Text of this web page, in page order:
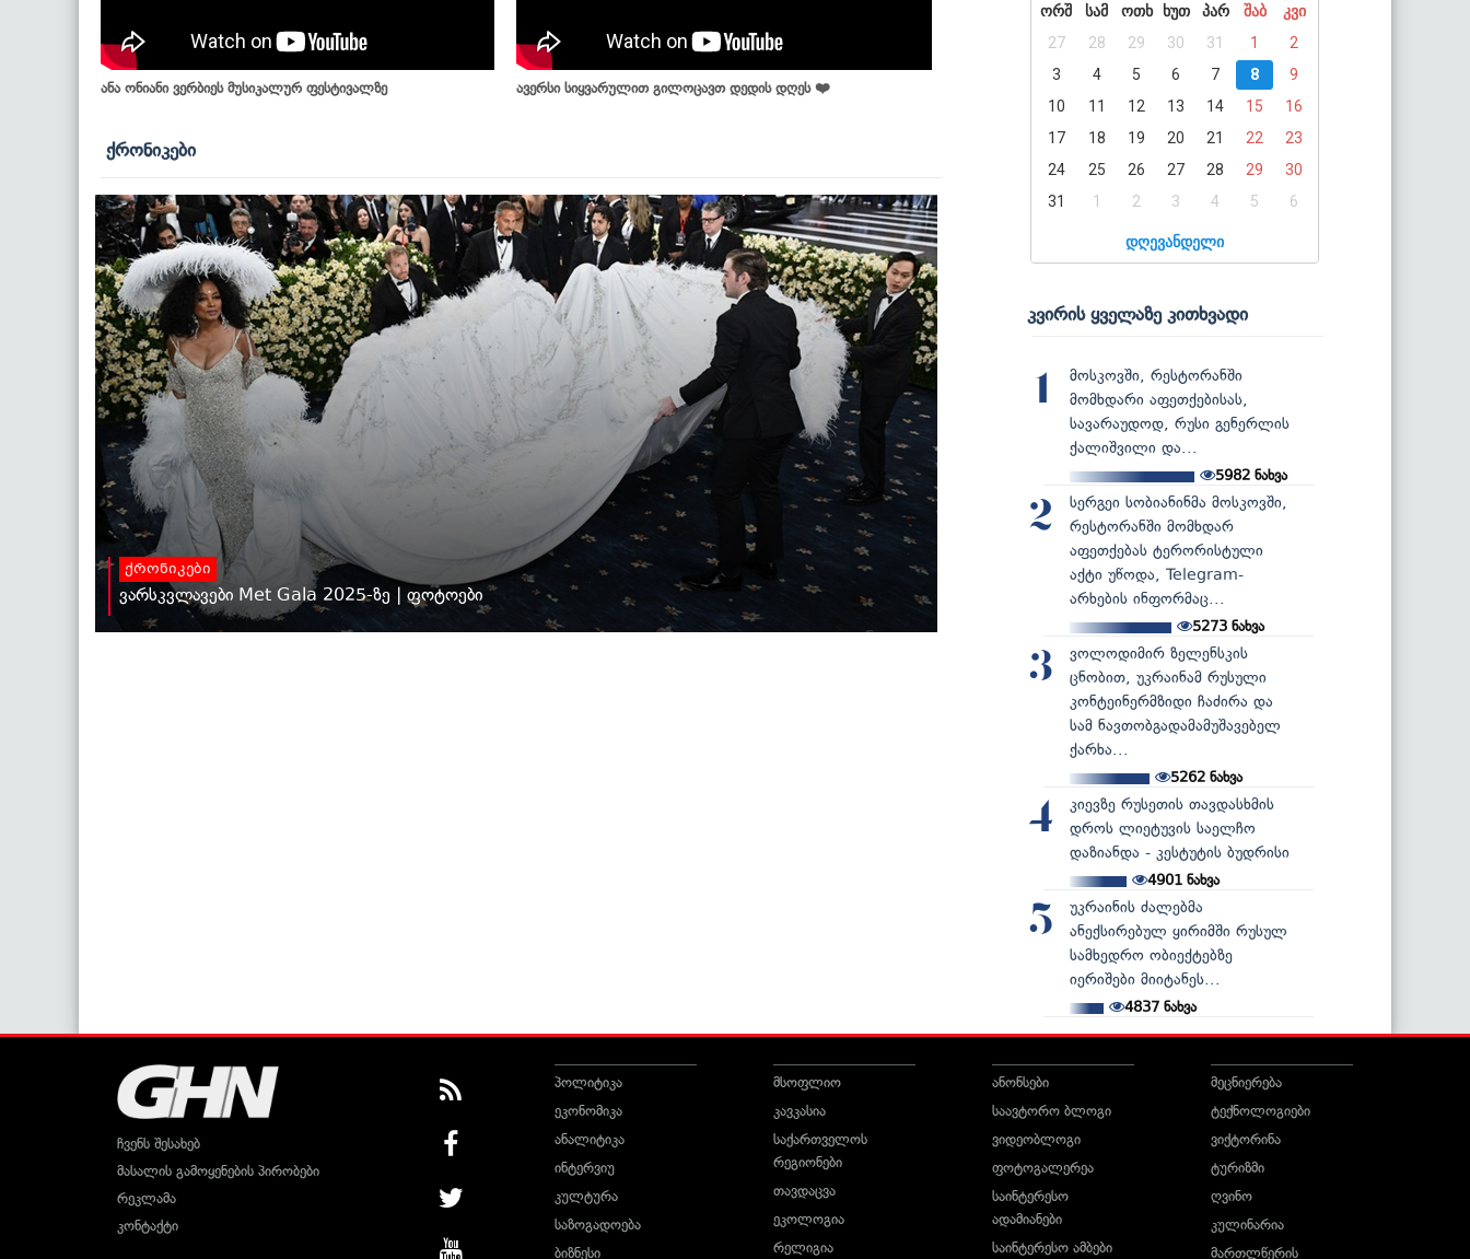
ანა ონიანი ვერბიეს მუსიკალურ ფესტივალზე ავერსი სიყვარულით გილოცავთ დედის დღეს ❤️
ქრონიკები
ქრონიკები
ვარსკვლავები Met Gala 2025-ზე | ფოტოები
ორშ
სამ ოთხ ხუთ პარ შაბ
კვი
27
28 29 30 31 1
2
3
4 5 6 7 8
9
10
11 12 13 14 15
16
17
18 19 20 21 22
23
24
25 26 27 28 29
30
31
1 2 3 4 5 6
დღევანდელი
კვირის ყველაზე კითხვადი
1
მოსკოვში, რესტორანში
მომხდარი აფეთქებისას,
სავარაუდოდ, რუსი გენერლის
ქალიშვილი და...
5982 ნახვა
2
სერგეი სობიანინმა მოსკოვში,
რესტორანში მომხდარ
აფეთქებას ტერორისტული
აქტი უწოდა, Telegram-
არხების ინფორმაც...
5273 ნახვა
3
ვოლოდიმირ ზელენსკის
ცნობით, უკრაინამ რუსული
კონტეინერმზიდი ჩაძირა და
სამ ნავთობგადამამუშავებელ
ქარხა...
5262ნახვა
4
კიევზე რუსეთის თავდასხმის
დროს ლიეტუვის საელჩო
დაზიანდა - კესტუტის ბუდრისი
4901ნახვა
5
უკრაინის ძალებმა
ანექსირებულ ყირიმში რუსულ
სამხედრო ობიექტებზე
იერიშები მიიტანეს...
4837 ნახვა
ჩვენს შესახებ
მასალის გამოყენების პირობები
რეკლამა
კონტაქტი
პოლიტიკა
ეკონომიკა
ანალიტიკა
ინტერვიუ
კულტურა
საზოგადოება
ბიზნესი
მსოფლიო
კავკასია
საქართველოს
რეგიონები
თავდაცვა
ეკოლოგია
რელიგია
ანონსები
საავტორო ბლოგი
ვიდეობლოგი
ფოტოგალერეა
საინტერესო
ადამიანები
საინტერესო ამბები
მეცნიერება
ტექნოლოგიები
ვიქტორინა
ტურიზმი
ღვინო
კულინარია
მართლწერის